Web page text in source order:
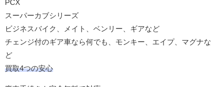
PCX
スーパーカブシリーズ
ビジネスバイク、メイト、ベンリー、ギアなど
チェンジ付のギア車なら何でも、モンキー、エイプ、マグナな
ど
買取4つの安心